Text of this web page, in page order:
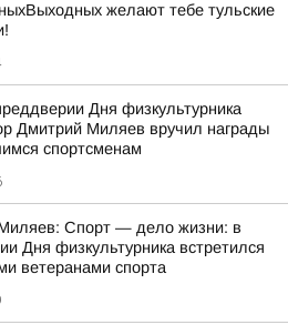
желают тебе тульские
Дня физкультурника
Дмитрий Миляев вручил награды
спортсменам
Спорт — дело жизни: в
Дня физкультурника встретился
ветеранами спорта